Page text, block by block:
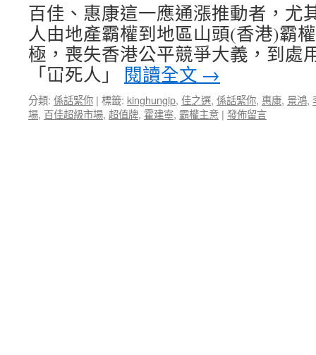
百佳、惠康這一應通漲推動者，尤
人由地產霸權到地區山頭(香港)霸
極，喪失香港公平競爭大義，到處
「冚死人」 閱讀全文 →
分類: 係話緊你 | 標籤: kinghungip, 佳之選, 係話緊你, 惠康, 景鴻,
場, 百佳超級市場, 超值牌, 霍建寧, 霸權主意 | 發佈留言